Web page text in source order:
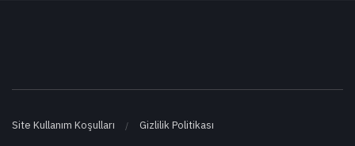
Site Kullanım Koşulları Gizlilik Politikası